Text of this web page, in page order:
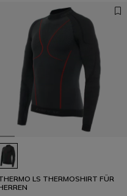
LS THERMOSHIRT FÜR